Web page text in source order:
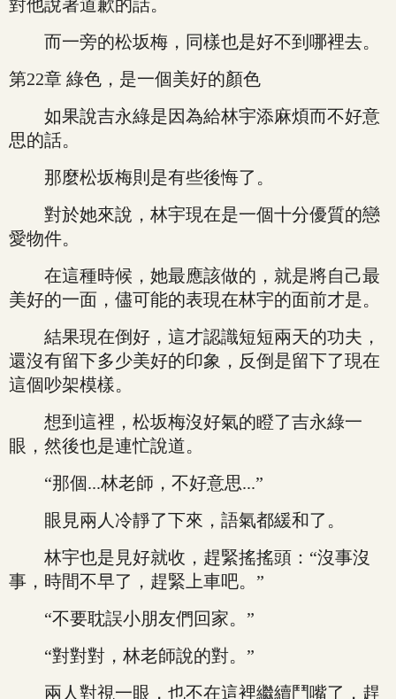
對他說著道歉的話。
而一旁的松坂梅，同樣也是好不到哪裡去。
第22章 綠色，是一個美好的顏色
如果說吉永綠是因為給林宇添麻煩而不好意
思的話。
那麼松坂梅則是有些後悔了。
對於她來說，林宇現在是一個十分優質的戀
愛物件。
在這種時候，她最應該做的，就是將自己最
美好的一面，儘可能的表現在林宇的面前才是。
結果現在倒好，這才認識短短兩天的功夫，
還沒有留下多少美好的印象，反倒是留下了現在
這個吵架模樣。
想到這裡，松坂梅沒好氣的瞪了吉永綠一
眼，然後也是連忙說道。
“那個...林老師，不好意思...”
眼見兩人冷靜了下來，語氣都緩和了。
林宇也是見好就收，趕緊搖搖頭：“沒事沒
事，時間不早了，趕緊上車吧。”
“不要耽誤小朋友們回家。”
“對對對，林老師說的對。”
兩人對視一眼，也不在這裡繼續鬥嘴了，趕